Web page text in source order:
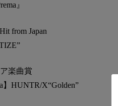
』
from Japan
楽曲賞
】HUNTR/X“Golden”